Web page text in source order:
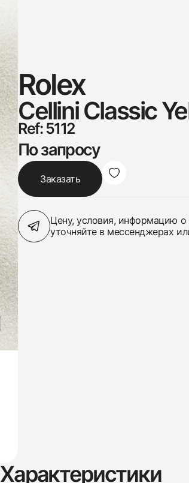
Rolex
Cellini Classic
Ref: 5112
По запросу
Заказать
Цену, условия, информацию о
уточняйте в мессенджерах
Характеристики